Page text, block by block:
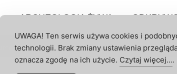
ARCHEOLOGIA ŻYWA
Archeologia Żywa Odkrywca
UWAGA! Ten serwis używa cookies i
technologii. Brak zmiany ustawienia
oznacza zgodę na ich użycie. Czytaj więcej….